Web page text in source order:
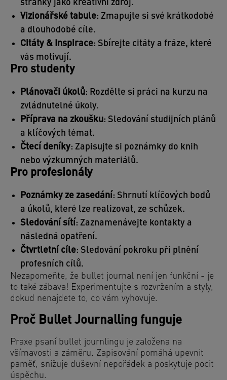
stránky jako kreativní zdroj.
Vizionářské tabule: Zmapujte si své krátkodobé
a dlouhodobé cíle.
Citáty & Inspirace: Sbírejte citáty a fráze, které
vás motivují.
Pro studenty
Plánovači úkolů: Rozdělte si práci na kurzu na
zvládnutelné úkoly.
Příprava na zkoušku: Sledování studijních plánů
a klíčových témat.
Čtecí deníky: Zapisujte si poznámky do knih
nebo výzkumných materiálů.
Pro profesionály
Poznámky ze zasedání: Shrnutí klíčových bodů
a úkolů, které lze realizovat, ze schůzek.
Sledování sítí: Zaznamenávejte kontakty a
následná opatření.
Čtvrtletní cíle: Sledování pokroku při plnění
profesních cílů.
Nezapomeňte, že bullet journal není jen funkční - je
to také zábava! Experimentujte s rozvržením a styly,
dokud nenajdete to, co vám vyhovuje.
Proč Bullet Journalling funguje
Praxe psaní bullet journlingu je založena na
všímavosti a záměru. Zapisování pomáhá upevnit
paměť, snižuje duševní nepořádek a poskytuje pocit
úspěchu.